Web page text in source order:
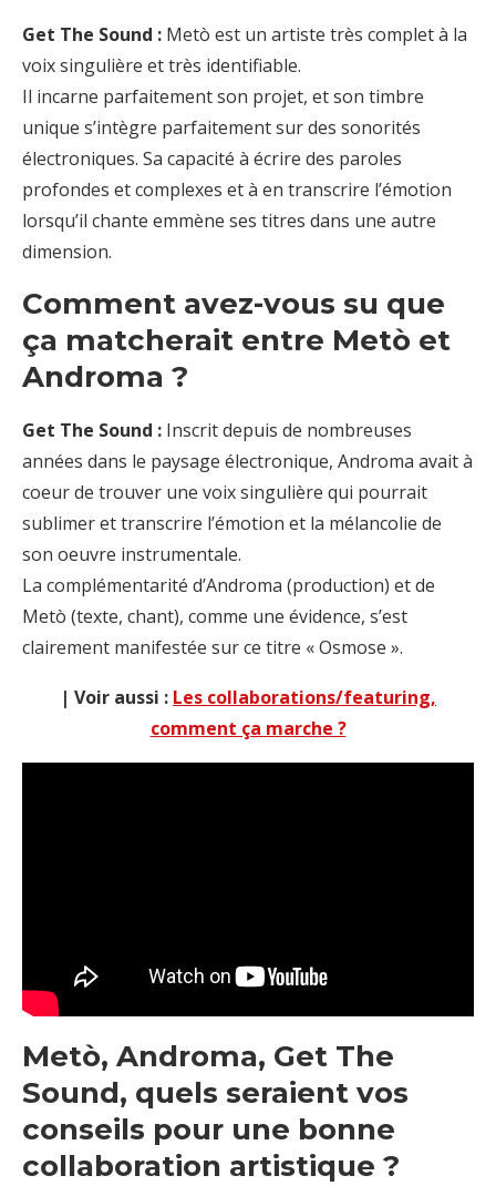
Get The Sound : Metò est un artiste très complet à la
voix singulière et très identifiable.
Il incarne parfaitement son projet, et son timbre
unique s’intègre parfaitement sur des sonorités
électroniques. Sa capacité à écrire des paroles
profondes et complexes et à en transcrire l’émotion
lorsqu’il chante emmène ses titres dans une autre
dimension.
Comment avez-vous su que
ça matcherait entre Metò et
Androma ?
Get The Sound : Inscrit depuis de nombreuses
années dans le paysage électronique, Androma avait à
coeur de trouver une voix singulière qui pourrait
sublimer et transcrire l’émotion et la mélancolie de
son oeuvre instrumentale.
La complémentarité d’Androma (production) et de
Metò (texte, chant), comme une évidence, s’est
clairement manifestée sur ce titre « Osmose ».
| Voir aussi : Les collaborations/featuring,
comment ça marche ?
Metò, Androma, Get The
Sound, quels seraient vos
conseils pour une bonne
collaboration artistique ?